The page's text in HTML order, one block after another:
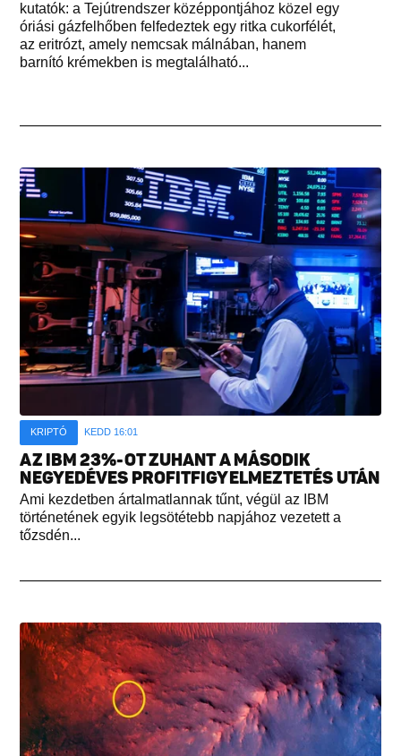
kutatók: a Tejútrendszer középpontjához közel egy
óriási gázfelhőben felfedeztek egy ritka cukorfélét,
az eritrózt, amely nemcsak málnában, hanem
barnító krémekben is megtalálható...
KRIPTÓ KEDD 16:01
AZ IBM 23%-OT ZUHANT A MÁSODIK
NEGYEDÉVES PROFITFIGYELMEZTETÉS UTÁN
Ami kezdetben ártalmatlannak tűnt, végül az IBM
történetének egyik legsötétebb napjához vezetett a
tőzsdén...